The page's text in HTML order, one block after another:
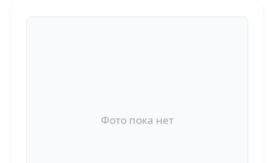
Фото пока нет